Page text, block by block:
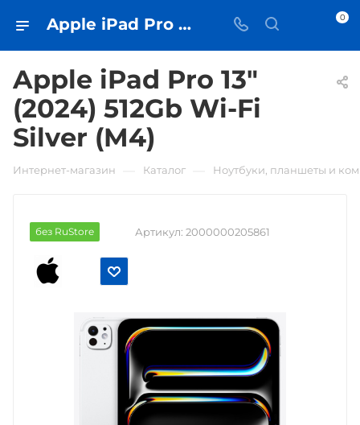
Apple iPad Pro 13" (2024) 512Gb Wi-Fi Silver (M4) • купить в Самаре - iЧехол 0
Apple iPad Pro 13"
(2024) 512Gb Wi-Fi
Silver (M4)
Интернет-магазин Каталог Ноутбуки, планшеты и
без RuStore Артикул: 2000000205861